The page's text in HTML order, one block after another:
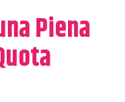
Piena